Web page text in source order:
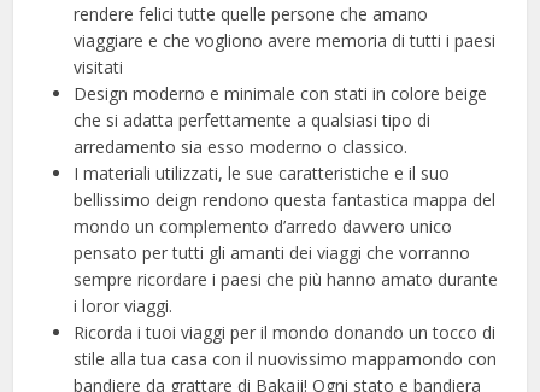
rendere felici tutte quelle persone che amano
viaggiare e che vogliono avere memoria di tutti i paesi
visitati
Design moderno e minimale con stati in colore beige
che si adatta perfettamente a qualsiasi tipo di
arredamento sia esso moderno o classico.
I materiali utilizzati, le sue caratteristiche e il suo
bellissimo deign rendono questa fantastica mappa del
mondo un complemento d’arredo davvero unico
pensato per tutti gli amanti dei viaggi che vorranno
sempre ricordare i paesi che più hanno amato durante
i loror viaggi.
Ricorda i tuoi viaggi per il mondo donando un tocco di
stile alla tua casa con il nuovissimo mappamondo con
bandiere da grattare di Bakaji! Ogni stato e bandiera